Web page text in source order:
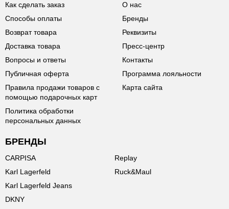
Как сделать заказ
Способы оплаты
Возврат товара
Доставка товара
Вопросы и ответы
Публичная оферта
Правила продажи товаров с
помощью подарочных карт
Политика обработки
персональных данных
О нас
Бренды
Реквизиты
Пресс-центр
Контакты
Программа лояльности
Карта сайта
БРЕНДЫ
CARPISA
Karl Lagerfeld
Karl Lagerfeld Jeans
DKNY
Replay
Ruck&Maul